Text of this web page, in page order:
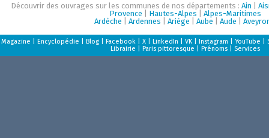
Découvrir des ouvrages sur les communes de nos départements : Ain
Provence
Hautes-Alpes
Alpes-Maritimes
Ardèche
Ardennes Ariège Aube Aude
Magazine Encyclopédie Blog| Facebook| X| LinkedIn VK| Instagram YouTube
Librairie
Paris pittoresque Prénoms| Services